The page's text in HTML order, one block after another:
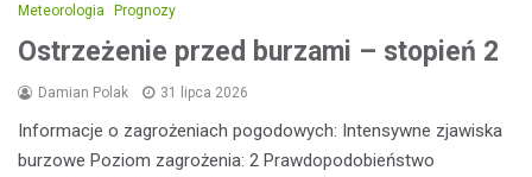
Meteorologia Prognozy
Ostrzeżenie przed burzami – stopień 2
Damian Polak 31 lipca 2026
Informacje o zagrożeniach pogodowych: Intensywne zjawiska
burzowe Poziom zagrożenia: 2 Prawdopodobieństwo